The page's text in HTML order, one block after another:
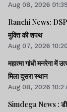
Aug 08, 2026
Ranchi News:
मुक्ति की शपथ
Aug 07, 2026
महात्मा गांधी मनरेगा में
मिला दूसरा स्थान
Aug 08, 2026
Simdega News :